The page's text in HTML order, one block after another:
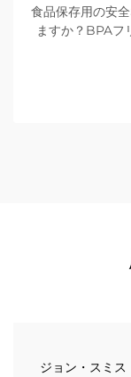
食品保存用の安
ますか？BPAフ
FDAおよびEU
ジョン・スミス